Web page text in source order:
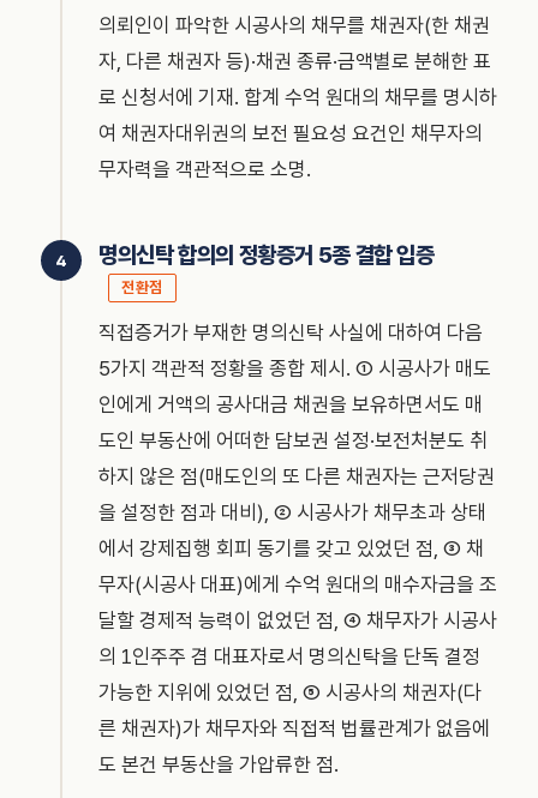
의뢰인이 파악한 시공사의 채무를 채권자(한 채권
자, 다른 채권자 등)·채권 종류·금액별로 분해한 표
로 신청서에 기재. 합계 수억 원대의 채무를 명시하
여 채권자대위권의 보전 필요성 요건인 채무자의
무자력을 객관적으로 소명.
명의신탁 합의의 정황증거 5종 결합 입증
전환점
직접증거가 부재한 명의신탁 사실에 대하여 다음
5가지 객관적 정황을 종합 제시. ① 시공사가 매도
인에게 거액의 공사대금 채권을 보유하면서도 매
도인 부동산에 어떠한 담보권 설정·보전처분도 취
하지 않은 점(매도인의 또 다른 채권자는 근저당권
을 설정한 점과 대비), ② 시공사가 채무초과 상태
에서 강제집행 회피 동기를 갖고 있었던 점, ③ 채
무자(시공사 대표)에게 수억 원대의 매수자금을 조
달할 경제적 능력이 없었던 점, ④ 채무자가 시공사
의 1인주주 겸 대표자로서 명의신탁을 단독 결정
가능한 지위에 있었던 점, ⑤ 시공사의 채권자(다
른 채권자)가 채무자와 직접적 법률관계가 없음에
도 본건 부동산을 가압류한 점.